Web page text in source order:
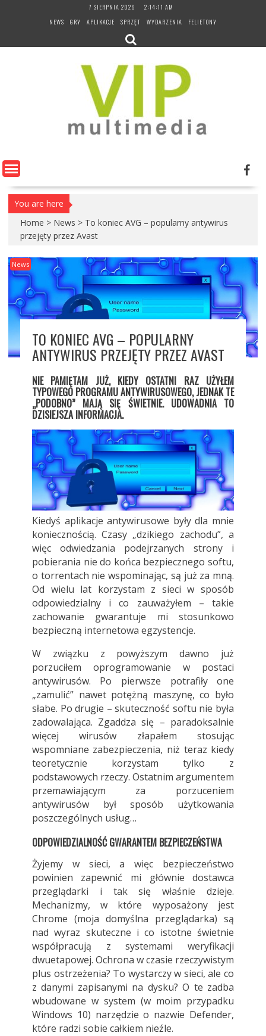
7 SIERPNIA 2026
2:14:12 AM
NEWS
GRY APLIKACJE SPRZĘT WYDARZENIA FELIETONY
You are here
Home > News > To koniec AVG – popularny antywirus
przejęty przez Avast
News
TO KONIEC AVG – POPULARNY
ANTYWIRUS PRZEJĘTY PRZEZ AVAST
NIE PAMIĘTAM JUŻ, KIEDY OSTATNI RAZ UŻYŁEM
TYPOWEGO PROGRAMU ANTYWIRUSOWEGO, JEDNAK TE
„PODOBNO” MAJĄ SIĘ ŚWIETNIE. UDOWADNIA TO
DZISIEJSZA INFORMACJA.
Kiedyś aplikacje antywirusowe były dla mnie
koniecznością. Czasy „dzikiego zachodu”, a
więc odwiedzania podejrzanych strony i
pobierania nie do końca bezpiecznego softu,
o torrentach nie wspominając, są już za mną.
Od wielu lat korzystam z sieci w sposób
odpowiedzialny i co zauważyłem – takie
zachowanie gwarantuje mi stosunkowo
bezpieczną internetowa egzystencje.
W związku z powyższym dawno już
porzuciłem oprogramowanie w postaci
antywirusów. Po pierwsze potrafiły one
„zamulić” nawet potężną maszynę, co było
słabe. Po drugie – skuteczność softu nie była
zadowalająca. Zgaddza się – paradoksalnie
więcej wirusów złapałem stosując
wspomniane zabezpieczenia, niż teraz kiedy
teoretycznie korzystam tylko z
podstawowych rzeczy. Ostatnim argumentem
przemawiającym za porzuceniem
antywirusów był sposób użytkowania
poszczególnych usług…
ODPOWIEDZIALNOŚĆ GWARANTEM BEZPIECZEŃSTWA
Żyjemy w sieci, a więc bezpieczeństwo
powinien zapewnić mi głównie dostawca
przeglądarki i tak się właśnie dzieje.
Mechanizmy, w które wyposażony jest
Chrome (moja domyślna przeglądarka) są
nad wyraz skuteczne i co istotne świetnie
współpracują z systemami weryfikacji
dwuetapowej. Ochrona w czasie rzeczywistym
plus ostrzeżenia? To wystarczy w sieci, ale co
z danymi zapisanymi na dysku? O te zadba
wbudowane w system (w moim przypadku
Windows 10) narzędzie o nazwie Defender,
które radzi sobie całkiem nieźle.